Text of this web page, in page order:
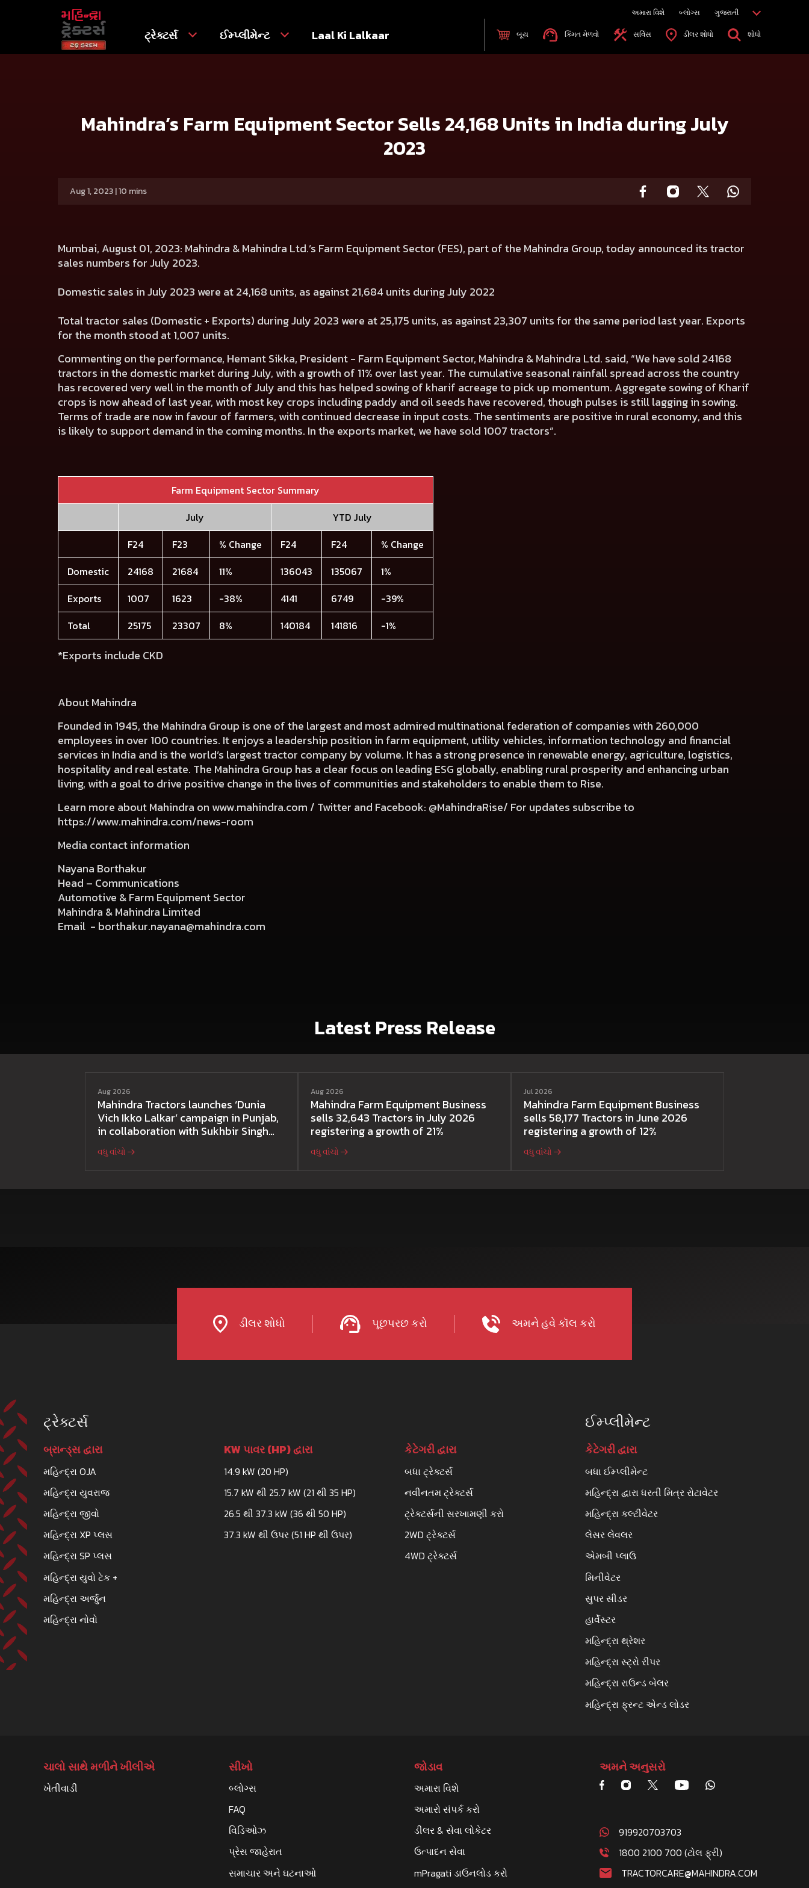
અમારા વિશે બ્લોગ્સ ગુજરાતી
ટ્રેક્ટર્સ ઈમ્પ્લીમેન્ટ Laal Ki Lalkaar બૂય કિંમત મેળવો સર્વિસ ડીલર શોધો શોધો
Mahindra’s Farm Equipment Sector Sells 24,168 Units in India during July
2023
Aug 1, 2023 | 10 mins
Mumbai, August 01, 2023: Mahindra & Mahindra Ltd.’s Farm Equipment Sector (FES), part of the Mahindra Group, today announced its tractor
sales numbers for July 2023.
Domestic sales in July 2023 were at 24,168 units, as against 21,684 units during July 2022
Total tractor sales (Domestic + Exports) during July 2023 were at 25,175 units, as against 23,307 units for the same period last year. Exports
for the month stood at 1,007 units.
Commenting on the performance, Hemant Sikka, President - Farm Equipment Sector, Mahindra & Mahindra Ltd. said, “We have sold 24168
tractors in the domestic market during July, with a growth of 11% over last year. The cumulative seasonal rainfall spread across the country
has recovered very well in the month of July and this has helped sowing of kharif acreage to pick up momentum. Aggregate sowing of Kharif
crops is now ahead of last year, with most key crops including paddy and oil seeds have recovered, though pulses is still lagging in sowing.
Terms of trade are now in favour of farmers, with continued decrease in input costs. The sentiments are positive in rural economy, and this
is likely to support demand in the coming months. In the exports market, we have sold 1007 tractors”.
Farm Equipment Sector Summary
July
YTD July
F24
F23 % Change F24 F24
% Change
Domestic
24168 21684 11% 136043 135067
1%
Exports
1007 1623 -38% 4141 6749
-39%
Total
25175 23307 8% 140184 141816 -1%
*Exports include CKD
About Mahindra
Founded in 1945, the Mahindra Group is one of the largest and most admired multinational federation of companies with 260,000
employees in over 100 countries. It enjoys a leadership position in farm equipment, utility vehicles, information technology and financial
services in India and is the world’s largest tractor company by volume. It has a strong presence in renewable energy, agriculture, logistics,
hospitality and real estate. The Mahindra Group has a clear focus on leading ESG globally, enabling rural prosperity and enhancing urban
living, with a goal to drive positive change in the lives of communities and stakeholders to enable them to Rise.
Learn more about Mahindra on www.mahindra.com / Twitter and Facebook: @MahindraRise/ For updates subscribe to
https://www.mahindra.com/news-room
Media contact information
Nayana Borthakur
Head – Communications
Automotive & Farm Equipment Sector
Mahindra & Mahindra Limited
Email - borthakur.nayana@mahindra.com
Latest Press Release
Aug 2026
Mahindra Tractors launches ‘Dunia
Vich Ikko Lalkar’ campaign in Punjab,
in collaboration with Sukhbir Singh
and Parmish Verma
વધુ વાંચો
Aug 2026
Mahindra Farm Equipment Business
sells 32,643 Tractors in July 2026
registering a growth of 21%
વધુ વાંચો
Jul 2026
Mahindra Farm Equipment Business
sells 58,177 Tractors in June 2026
registering a growth of 12%
વધુ વાંચો
ડીલર શોધો પૂછપરછ કરો અમને હવે કૉલ કરો
ટ્રેક્ટર્સ
બ્રાન્ડ્સ દ્વારા
મહિન્દ્રા OJA
મહિન્દ્રા યુવરાજ
મહિન્દ્રા જીવો
મહિન્દ્રા XP પ્લસ
મહિન્દ્રા SP પ્લસ
મહિન્દ્રા યુવો ટેક +
મહિન્દ્રા અર્જુન
મહિન્દ્રા નોવો
KW પાવર (HP) દ્વારા
14.9 kW (20 HP)
15.7 kW થી 25.7 kW (21 થી 35 HP)
26.5 થી 37.3 kW (36 થી 50 HP)
37.3 kW થી ઉપર (51 HP થી ઉપર)
કેટેગરી દ્વારા
બધા ટ્રેક્ટર્સ
નવીનતમ ટ્રેક્ટર્સ
ટ્રેક્ટર્સની સરખામણી કરો
2WD ટ્રેક્ટર્સ
4WD ટ્રેક્ટર્સ
ઈમ્પ્લીમેન્ટ
કેટેગરી દ્વારા
બધા ઈમ્પ્લીમેન્ટ
મહિન્દ્રા દ્વારા ધરતી મિત્ર રોટાવેટર
મહિન્દ્રા કલ્ટીવેટર
લેસર લેવલર
એમબી પ્લાઉ
મિનીવેટર
સુપર સીડર
હાર્વેસ્ટર
મહિન્દ્રા થ્રેશર
મહિન્દ્રા સ્ટ્રો રીપર
મહિન્દ્રા રાઉન્ડ બેલર
મહિન્દ્રા ફ્રન્ટ એન્ડ લોડર
ચાલો સાથે મળીને ખીલીએ
ખેતીવાડી
સીખો
બ્લોગ્સ
FAQ
વિડિઓઝ
પ્રેસ જાહેરાત
સમાચાર અને ઘટનાઓ
જોડાવ
અમારા વિશે
અમારો સંપર્ક કરો
ડીલર & સેવા લોકેટર
ઉત્પાદન સેવા
mPragati ડાઉનલોડ કરો
અમને અનુસરો
919920703703
1800 2100 700 (ટોલ ફ્રી)
TRACTORCARE@MAHINDRA.COM